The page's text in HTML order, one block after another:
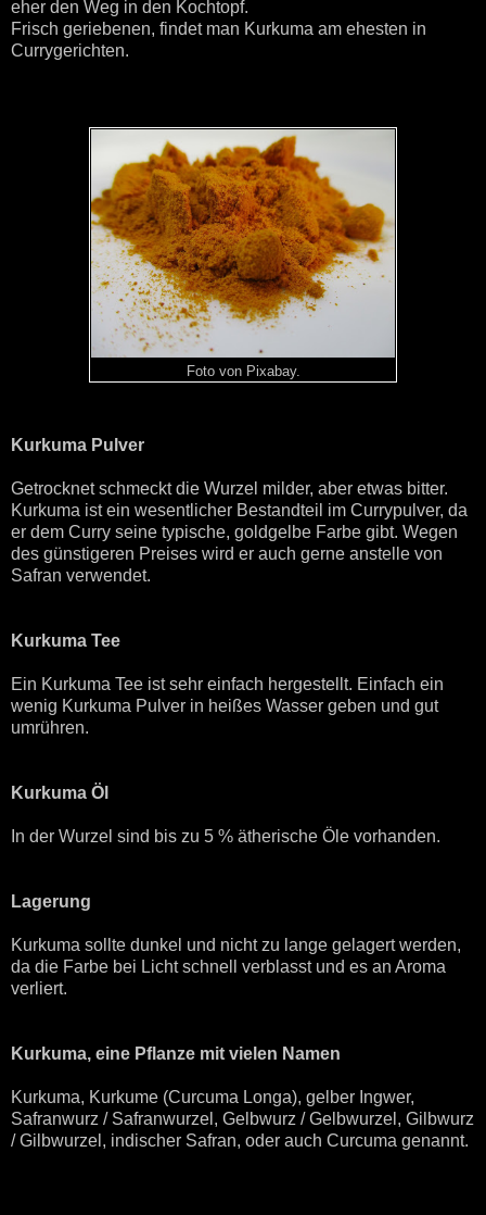
eher den Weg in den Kochtopf.
Frisch geriebenen, findet man Kurkuma am ehesten in
Currygerichten.
Foto von Pixabay.
Kurkuma Pulver
Getrocknet schmeckt die Wurzel milder, aber etwas bitter.
Kurkuma ist ein wesentlicher Bestandteil im Currypulver, da
er dem Curry seine typische, goldgelbe Farbe gibt. Wegen
des günstigeren Preises wird er auch gerne anstelle von
Safran verwendet.
Kurkuma Tee
Ein Kurkuma Tee ist sehr einfach hergestellt. Einfach ein
wenig Kurkuma Pulver in heißes Wasser geben und gut
umrühren.
Kurkuma Öl
In der Wurzel sind bis zu 5 % ätherische Öle vorhanden.
Lagerung
Kurkuma sollte dunkel und nicht zu lange gelagert werden,
da die Farbe bei Licht schnell verblasst und es an Aroma
verliert.
Kurkuma, eine Pflanze mit vielen Namen
Kurkuma, Kurkume (Curcuma Longa), gelber Ingwer,
Safranwurz / Safranwurzel, Gelbwurz / Gelbwurzel, Gilbwurz
/ Gilbwurzel, indischer Safran, oder auch Curcuma genannt.